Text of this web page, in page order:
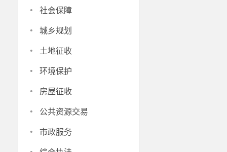
· 社会保障
· 城乡规划
· 土地征收
· 环境保护
· 房屋征收
· 公共资源交易
· 市政服务